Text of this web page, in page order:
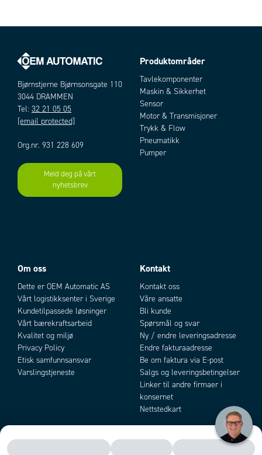
Add to existing cart row
Bjørnstjerne Bjørnsonsgate 110
3044 DRAMMEN
Tel: 32 21 05 05
[email protected]
Org.nr. 931 228 609
Meld deg på vårt
nyhetsbrev
Produktområder
Tavlekomponenter
Maskin & Sikkerhet
Sensor
Motor & Transmisjoner
Trykk & Flow
Pneumatikk
Pumper
Om oss
Dette er OEM Automatic AS
Vårt logistikksenter i Sverige
Kundetilpassede løsninger
Vårt bærekraftsarbeid
Kvalitet og miljø
Privacy Policy
Etisk samfunnsansvar
Varslingstjeneste
Kontakt
Kontakt oss
Våre ansatte
Bli kunde
Spørsmål og svar
Ny / endre leveringsadresse
Endre fakturaadresse
Be om faktura via E-post
Salgs og leveringsbetingelser
Linker til andre firmaer i
konsernet
Nettstedkart